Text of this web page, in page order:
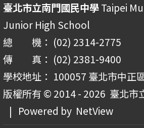
臺北市立南門國民中學Taipei
Junior High School
總 機： (02) 2314-2775
傳 真： (02) 2381-9400
學校地址： 100057 臺北市中正
版權所有 © 2014 - 2026 臺北市
| Powered by NetView